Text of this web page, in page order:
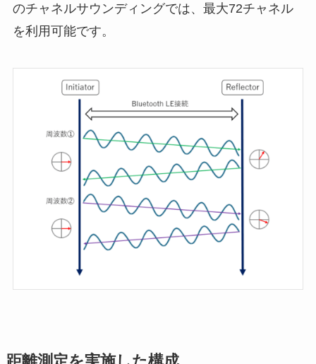
のチャネルサウンディングでは、最大72チャネル
を利用可能です。